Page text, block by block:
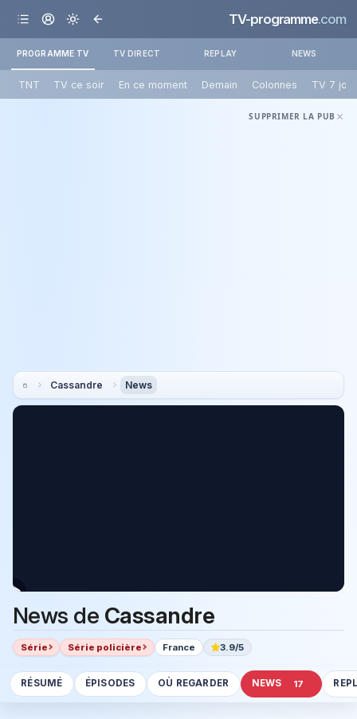
TV-programme.com
PROGRAMME TV TV DIRECT REPLAY NEWS
TNT TV ce soir En ce moment Demain Colonnes TV 7
SUPPRIMER LA PUB
Cassandre News
News de Cassandre
Série Série policière France 3.9/5
RÉSUMÉ ÉPISODES OÙ REGARDER NEWS 17